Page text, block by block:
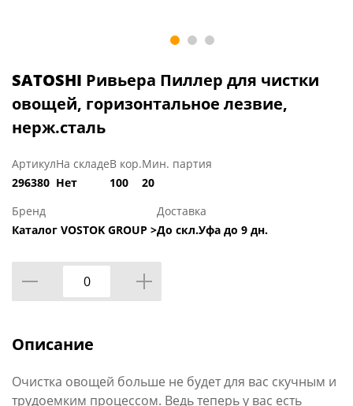
SATOSHI Ривьера Пиллер для чистки
овощей, горизонтальное лезвие,
нерж.сталь
Артикул
296380
На складе
Нет
В кор.
100
Мин. партия
20
Бренд
Каталог VOSTOK GROUP >
Доставка
До скл.Уфа до 9 дн.
Описание
Очистка овощей больше не будет для вас скучным и
трудоемким процессом. Ведь теперь у вас есть